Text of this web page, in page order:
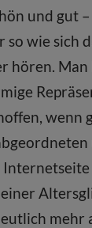
und gut
so wie sich
hören.
wenn
mehr